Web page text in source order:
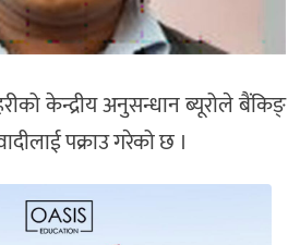
केन्द्रीय अनुसन्धान ब्‍यूरोले बैंकिङ्
पक्राउ गरेको छ ।